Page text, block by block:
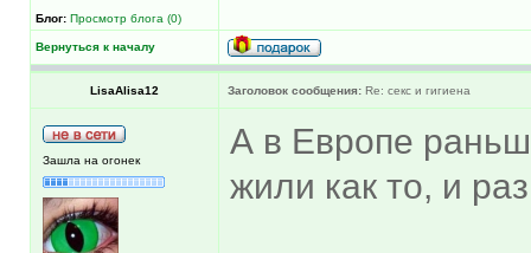
Блог: Просмотр блога (0)
Вернуться к началу
LisaAlisa12 Заголовок сообщения: Re: секс и гигиена
Зашла на огонек
А в Европе
жили как то, и